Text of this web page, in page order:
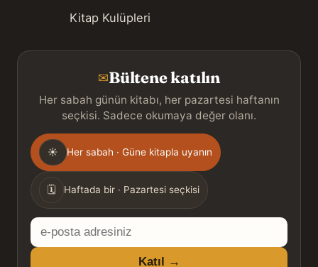
Kitap Kulüpleri
✉Bültene katılın
Her sabah günün kitabı, her pazartesi haftanın
seçkisi. Sadece okumaya değer olanı.
Gönderim
sıklığı
☀ Her sabah · Güne kitapla uyanın
🗓 Haftada bir · Pazartesi seçkisi
E-
posta
Katıl →